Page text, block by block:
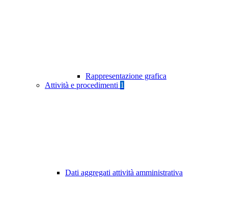
Rappresentazione grafica
Attività e procedimenti 1
Dati aggregati attività amministrativa